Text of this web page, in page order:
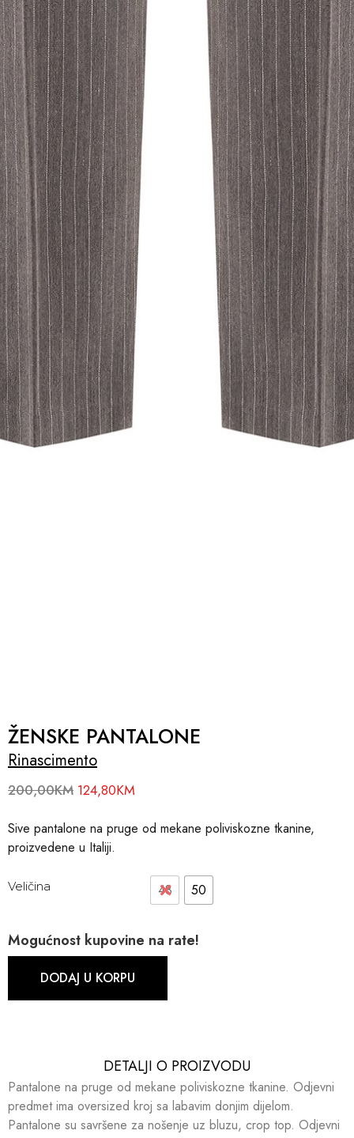
ŽENSKE PANTALONE
Rinascimento
200,00KM 124,80KM
Sive pantalone na pruge od mekane poliviskozne tkanine,
proizvedene u Italiji.
Veličina 48 50
Mogućnost kupovine na rate!
DODAJ U KORPU
DETALJI O PROIZVODU​​
Pantalone na pruge od mekane poliviskozne tkanine. Odjevni
predmet ima oversized kroj sa labavim donjim dijelom.
Pantalone su savršene za nošenje uz bluzu, crop top. Odjevni